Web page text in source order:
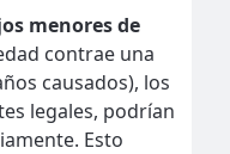
menores de
contrae una
causados), los
legales, podrían
Esto